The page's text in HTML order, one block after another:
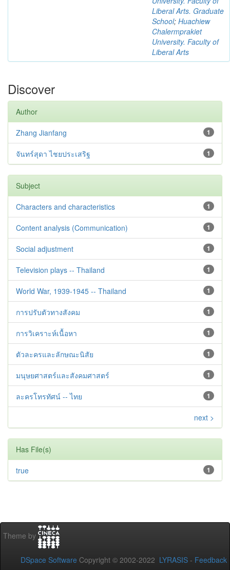
Liberal Arts. Graduate
School; Huachiew
Chalermprakiet
University. Faculty of
Liberal Arts
Discover
Author
1
Zhang Jianfang
1
จันทร์สุดา ไชยประเสริฐ
Subject
1
Characters and characteristics
1
Content analysis (Communication)
1
Social adjustment
1
Television plays -- Thailand
1
World War, 1939-1945 -- Thailand
1
การปรับตัวทางสังคม
1
การวิเคราะห์เนื้อหา
1
ตัวละครและลักษณะนิสัย
1
มนุษยศาสตร์และสังคมศาสตร์
1
ละครโทรทัศน์ -- ไทย
next >
Has File(s)
1
true
Theme by
DSpace Software Copyright © 2002-2022 LYRASIS - Feedback